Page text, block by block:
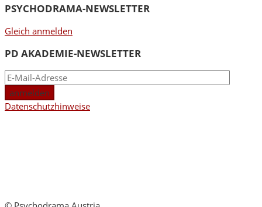
PSYCHODRAMA-NEWSLETTER
Gleich anmelden
PD AKADEMIE-NEWSLETTER
Datenschutzhinweise